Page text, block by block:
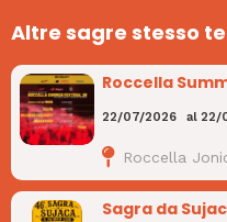
Altre sagre stesso
Roccella
22/07/2026 al 22/
Roccella
Sagra da